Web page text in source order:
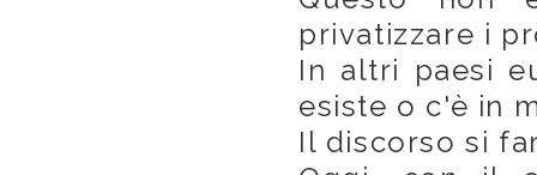
privatizzare i
In altri paesi
esiste o c'è in
Il discorso si